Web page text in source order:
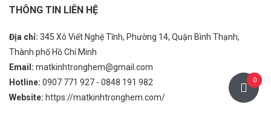
THÔNG TIN LIÊN HỆ
Địa chỉ: 345 Xô Viết Nghệ Tĩnh, Phường 14, Quận Bình Thạnh,
Thành phố Hồ Chí Minh
Email: matkinhtronghem@gmail.com
Hotline: 0907 771 927 - 0848 191 982
Website: https://matkinhtronghem.com/
0